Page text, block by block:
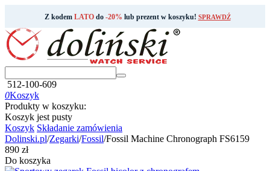
Z kodem LATOdo -20% lub prezent w koszyku! SPRAWDŹ
512-100-609
0Koszyk
Produkty w koszyku:
Koszyk jest pusty
Koszyk Składanie zamówienia
Dolinski.pl/Zegarki/Fossil/Fossil Machine Chronograph FS6159
‍890‍ zł
Do koszyka